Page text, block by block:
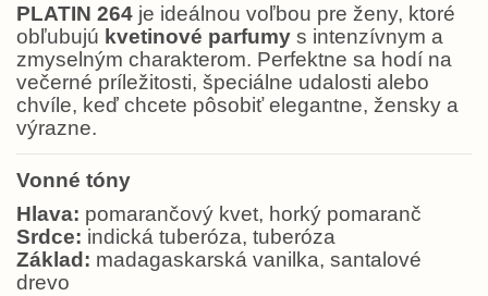
PLATIN 264 je ideálnou voľbou pre ženy, ktoré
obľubujú kvetinové parfumy s intenzívnym a
zmyselným charakterom. Perfektne sa hodí na
večerné príležitosti, špeciálne udalosti alebo
chvíle, keď chcete pôsobiť elegantne, žensky a
výrazne.
Vonné tóny
Hlava: pomarančový kvet, horký pomaranč
Srdce: indická tuberóza, tuberóza
Základ: madagaskarská vanilka, santalové
drevo